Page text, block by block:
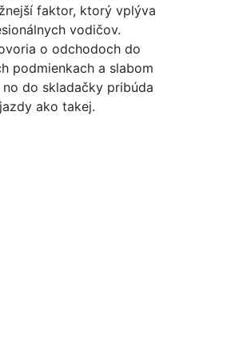
faktor, ktorý vplýva
vodičov.
o odchodoch do
podmienkach a slabom
do skladačky pribúda
ako takej.